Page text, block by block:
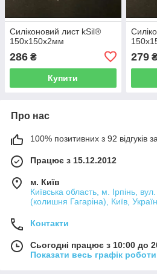
Силіконовий лист kSil®
150х150х2мм
286 ₴
Купити
279
Про нас
100% позитивних з 92 відгуків
Працює з 15.12.2012
м. Київ
Київська область, м. Ірпінь,
(колишня Гагаріна), Київ,
Контакти
Сьогодні працює з 10:00 до
Показати весь графік роботи